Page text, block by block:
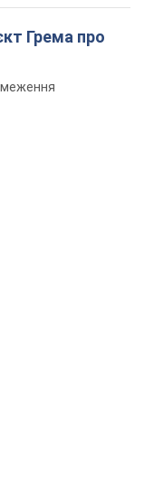
Грема про